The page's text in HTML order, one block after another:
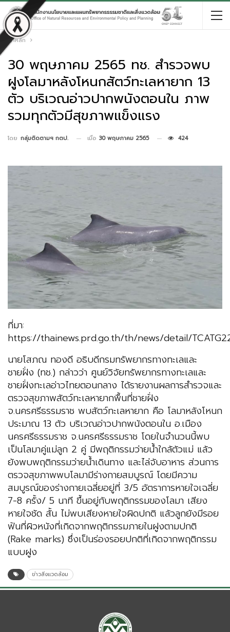
หน้าหลัก
30 พฤษภาคม 2565 ทช. สำรวจพบ
ฝูงโลมาหลังโหนกสัตว์ทะเลหายาก 13
ตัว บริเวณอ่าวปากพนังตอนใน ภาพ
รวมทุกตัวมีสุขภาพแข็งแรง
โดย กลุ่มติดตามฯ กตป. เมื่อ 30 พฤษภาคม 2565 424
ที่มา:
https://thainews.prd.go.th/th/news/detail/
นายโสภณ ทองดี อธิบดีกรมทรัพยากรทางทะเลและ
ชายฝั่ง (ทช.) กล่าวว่า ศูนย์วิจัยทรัพยากรทางทะเลและ
ชายฝั่งทะเลอ่าวไทยตอนกลาง ได้รายงานผลการสำรวจและ
ตรวจสุขภาพสัตว์ทะเลหายากพื้นที่ชายฝั่ง
จ.นครศรีธรรมราช พบสัตว์ทะเลหายาก คือ โลมาหลังโหนก
ประมาณ 13 ตัว บริเวณอ่าวปากพนังตอนใน อ.เมือง
นครศรีธรรมราช จ.นครศรีธรรมราช โดยในจำนวนนี้พบ
เป็นโลมาคู่แม่ลูก 2 คู่ มีพฤติกรรมว่ายน้ำใกล้ตัวแม่ แล้ว
ยังพบพฤติกรรมว่ายน้ำเดินทาง และไล่จับอาหาร ส่วนการ
ตรวจสุขภาพพบโลมามีร่างกายสมบูรณ์ โดยมีความ
สมบูรณ์ของร่างกายเฉลี่ยอยู่ที่ 3/5 อัตราการหายใจเฉลี่ย
7-8 ครั้ง/ 5 นาที ขึ้นอยู่กับพฤติกรรมของโลมา เสียง
หายใจชัด สั้น ไม่พบเสียงหายใจผิดปกติ แล้วลูกยังมีรอย
ฟันที่ผิวหนังที่เกิดจากพฤติกรรมภายในฝูงตามปกติ
(Rake marks) ซึ่งเป็นร่องรอยปกติที่เกิดจากพฤติกรรม
แบบฝูง
ข่าวสิ่งแวดล้อม